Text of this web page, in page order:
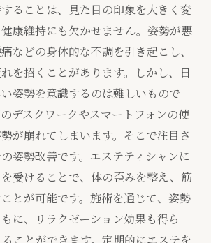
ることは、見た目の印象を大きく変
康維持にも欠かせません。姿勢が悪
などの身体的な不調を引き起こし、
を招くことがあります。しかし、日
姿勢を意識するのは難しいもので
デスクワークやスマートフォンの使
が崩れてしまいます。そこで注目さ
姿勢改善です。エステティシャンに
受けることで、体の歪みを整え、筋
とが可能です。施術を通じて、姿勢
に、リラクゼーション効果も得ら